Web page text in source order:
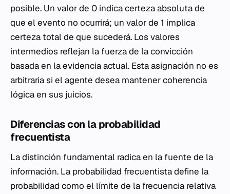
posible. Un valor de 0 indica certeza absoluta de
que el evento no ocurrirá; un valor de 1 implica
certeza total de que sucederá. Los valores
intermedios reflejan la fuerza de la convicción
basada en la evidencia actual. Esta asignación no es
arbitraria si el agente desea mantener coherencia
lógica en sus juicios.
Diferencias con la probabilidad
frecuentista
La distinción fundamental radica en la fuente de la
información. La probabilidad frecuentista define la
probabilidad como el límite de la frecuencia relativa